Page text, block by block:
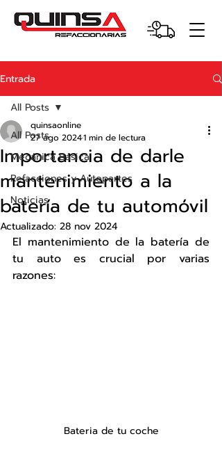
Entrada
All Posts
Mecánica Básica
Refacciones y Autopartes
Noticias
All Posts
Importancia de darle
mantenimiento a la
batería de tu automóvil
quinsaonline
27 ago 20241 min de lectura
Actualizado: 28 nov 2024
El mantenimiento de la batería de
tu auto es crucial por varias
razones:
Bateria de tu coche